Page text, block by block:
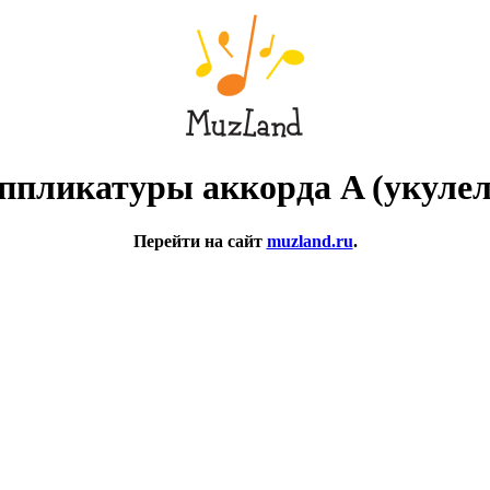
аккорда A
Перейти на сайт muzland.ru.